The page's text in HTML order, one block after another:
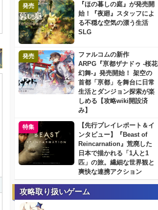
発売
『ほの暮しの庭』が発売開
始！『夜廻』スタッフによ
る不穏な空気の漂う生活
SLG
発売
ファルコムの新作
ARPG『亰都ザナドゥ -桜花
幻舞-』発売開始！ 架空の
首都「亰都」を舞台に日常
生活とダンジョン探索が楽
しめる【攻略wiki開設済
み】
特集
【先行プレイレポート＆イ
ンタビュー】『Beast of
Reincarnation』荒廃した
日本で描かれる「1人と1
匹」の旅。繊細な世界観と
爽快な連携アクション
攻略取り扱いゲーム